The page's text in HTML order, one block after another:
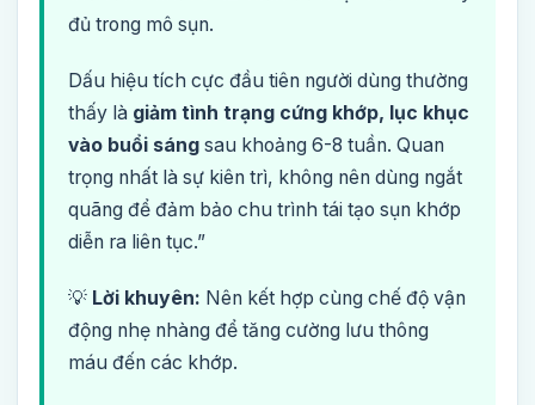
đủ trong mô sụn.
Dấu hiệu tích cực đầu tiên người dùng thường
thấy là giảm tình trạng cứng khớp, lục khục
vào buổi sáng sau khoảng 6-8 tuần. Quan
trọng nhất là sự kiên trì, không nên dùng ngắt
quãng để đảm bảo chu trình tái tạo sụn khớp
diễn ra liên tục.”
💡 Lời khuyên: Nên kết hợp cùng chế độ vận
động nhẹ nhàng để tăng cường lưu thông
máu đến các khớp.